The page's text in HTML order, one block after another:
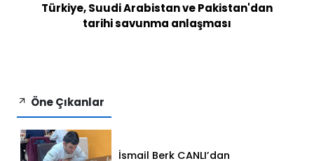
Türkiye, Suudi Arabistan ve Pakistan'dan
tarihi savunma anlaşması
Öne Çıkanlar
İsmail Berk CANLI’dan